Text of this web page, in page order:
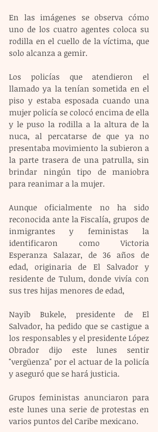
En las imágenes se observa cómo
uno de los cuatro agentes coloca su
rodilla en el cuello de la víctima, que
solo alcanza a gemir.
Los policías que atendieron el
llamado ya la tenían sometida en el
piso y estaba esposada cuando una
mujer policía se colocó encima de ella
y le puso la rodilla a la altura de la
nuca, al percatarse de que ya no
presentaba movimiento la subieron a
la parte trasera de una patrulla, sin
brindar ningún tipo de maniobra
para reanimar a la mujer.
Aunque oficialmente no ha sido
reconocida ante la Fiscalía, grupos de
inmigrantes y feministas la
identificaron como Victoria
Esperanza Salazar, de 36 años de
edad, originaria de El Salvador y
residente de Tulum, donde vivía con
sus tres hijas menores de edad,
Nayib Bukele, presidente de El
Salvador, ha pedido que se castigue a
los responsables y el presidente López
Obrador dijo este lunes sentir
"vergüenza" por el actuar de la policía
y aseguró que se hará justicia.
Grupos feministas anunciaron para
este lunes una serie de protestas en
varios puntos del Caribe mexicano.